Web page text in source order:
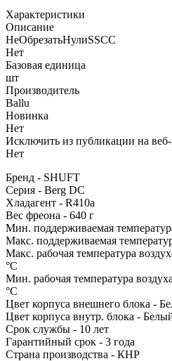
Характеристики
Описание
НеОбрезатьНулиSSCC
Нет
Базовая единица
шт
Производитель
Ballu
Новинка
Нет
Исключить из публикации на
Нет
Бренд - SHUFT
Серия - Berg DC
Хладагент - R410a
Вес фреона - 640 г
Мин. поддерживаемая
Макс. поддерживаемая
Макс. рабочая температура
°С
Мин. рабочая температура
°С
Цвет корпуса внешнего блока -
Цвет корпуса внутр. блока -
Срок службы - 10 лет
Гарантийный срок - 3 года
Страна производства - КНР